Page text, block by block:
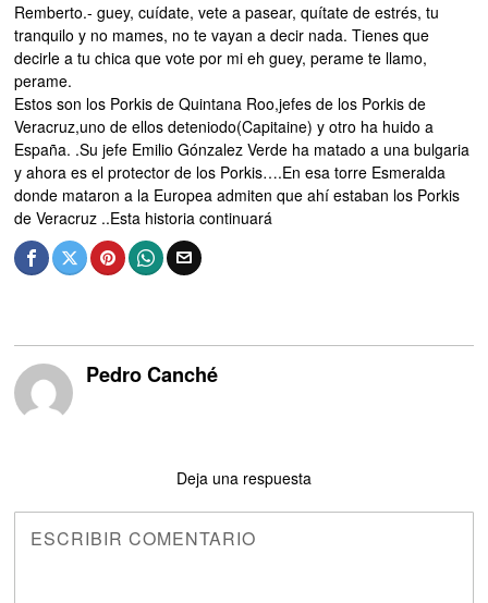
Remberto.- guey, cuídate, vete a pasear, quítate de estrés, tu
tranquilo y no mames, no te vayan a decir nada. Tienes que
decirle a tu chica que vote por mi eh guey, perame te llamo,
perame.
Estos son los Porkis de Quintana Roo,jefes de los Porkis de
Veracruz,uno de ellos deteniodo(Capitaine) y otro ha huido a
España. .Su jefe Emilio Gónzalez Verde ha matado a una bulgaria
y ahora es el protector de los Porkis….En esa torre Esmeralda
donde mataron a la Europea admiten que ahí estaban los Porkis
de Veracruz ..Esta historia continuará
Pedro Canché
Deja una respuesta